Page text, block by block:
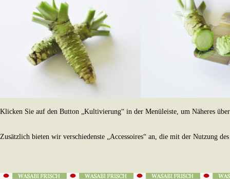
Klicken Sie auf den Button „Kultivierung“ in der Menüleiste, um Näheres
Zusätzlich bieten wir verschiedenste „Accessoires“ an, die mit der Nutzung